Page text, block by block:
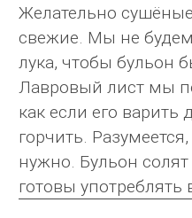
Желательно
свежие. Мы не
лука, чтобы бульон
Лавровый лист мы
как если его варить
горчить.
нужно. Бульон солят
готовы употреблять